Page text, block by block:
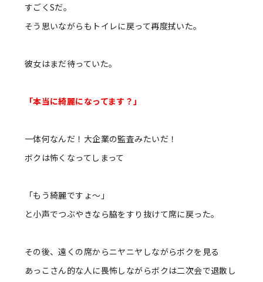
すごくSだ。
そう思いながらもトイレに戻って再度拭いた。
彼女はまだ待っていた。
「本当に綺麗になってます？」
一体何なんだ！大企業の監査みたいだ！
ボクは怖くなってしまって
「もう綺麗ですょ〜」
と小声でつぶやきなら脇をすり抜けて席に戻った。
その後、遠くの席からニヤニヤしながらボクを見る
あっこさん的な人に畏怖しながらボクは二次会で退散し